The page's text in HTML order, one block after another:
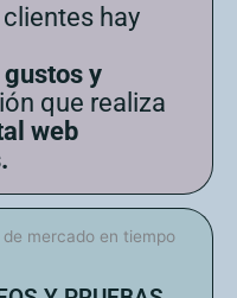
hay
y
que realiza
web